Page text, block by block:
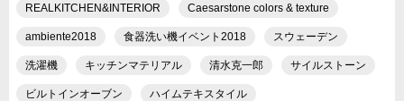
REALKITCHEN&INTERIOR Caesarstone colors & texture
ambiente2018 食器洗い機イベント2018 スウェーデン
洗濯機 キッチンマテリアル 清水克一郎 サイルストーン
ビルトインオーブン ハイムテキスタイル